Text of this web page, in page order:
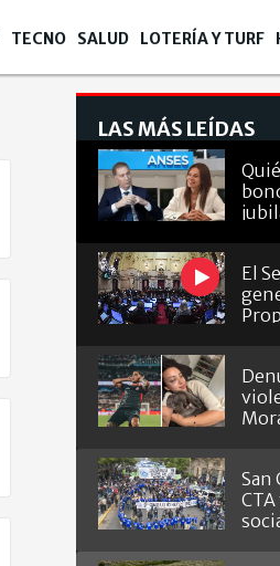
TECNO SALUD LOTERÍA Y TURF
LAS MÁS LEÍDAS
El
San